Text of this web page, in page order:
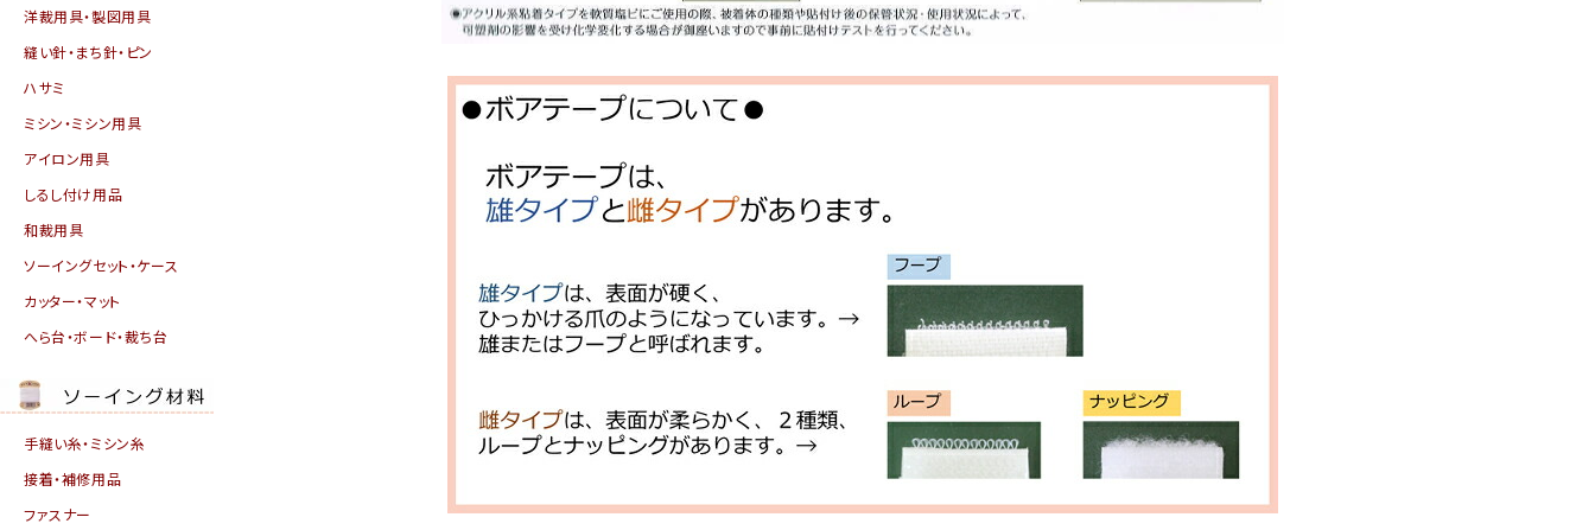
洋裁用具・製図用具
縫い針・まち針・ピン
ハサミ
ミシン・ミシン用具
アイロン用具
しるし付け用品
和裁用具
ソーイングセット・ケース
カッター・マット
へら台・ボード・裁ち台
手縫い糸・ミシン糸
接着・補修用品
ファスナー